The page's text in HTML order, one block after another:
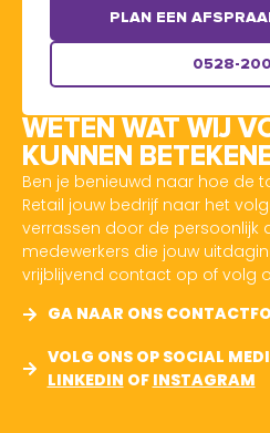
PLAN EEN
0528-
WETEN WAT WIJ
KUNNEN
Ben je benieuwd naar hoe de
Retail jouw bedrijf naar het
verrassen door de persoonlijk
medewerkers die jouw
vrijblijvend contact op of volg
GA NAAR ONS
VOLG ONS OP SOCIAL
LINKEDIN OF INSTAGRAM